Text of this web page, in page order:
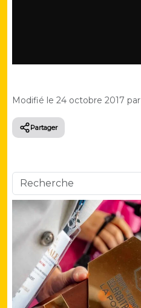
Modifié le 24 octobre 2017 par
Partager